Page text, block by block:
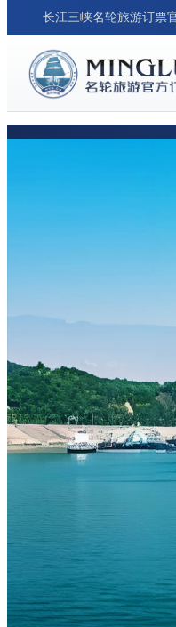
长江三峡名轮旅游订票